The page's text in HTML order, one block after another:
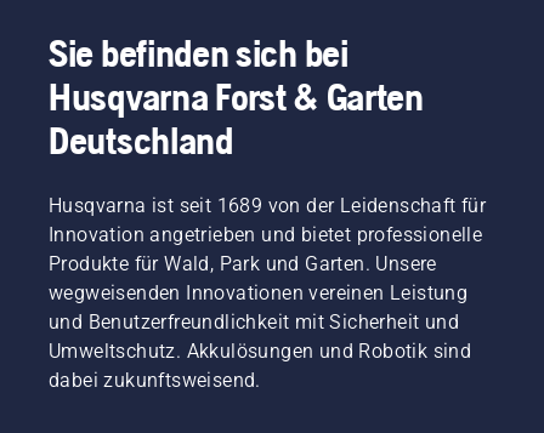
Sie befinden sich bei
Husqvarna Forst & Garten
Deutschland
Husqvarna ist seit 1689 von der Leidenschaft für
Innovation angetrieben und bietet professionelle
Produkte für Wald, Park und Garten. Unsere
wegweisenden Innovationen vereinen Leistung
und Benutzerfreundlichkeit mit Sicherheit und
Umweltschutz. Akkulösungen und Robotik sind
dabei zukunftsweisend.